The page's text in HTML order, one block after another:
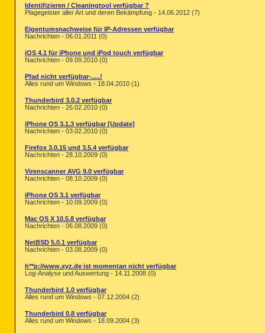
Identifizieren / Cleaningtool verfügbar ?
Plagegeister aller Art und deren Bekämpfung - 14.06.2012 (7)
Eigentumsnachweise für IP-Adressen verfügbar
Nachrichten - 06.01.2011 (0)
iOS 4.1 für iPhone und iPod touch verfügbar
Nachrichten - 09.09.2010 (0)
Pfad nicht verfügbar-.....!
Alles rund um Windows - 18.04.2010 (1)
Thunderbird 3.0.2 verfügbar
Nachrichten - 26.02.2010 (0)
iPhone OS 3.1.3 verfügbar [Update]
Nachrichten - 03.02.2010 (0)
Firefox 3.0.15 und 3.5.4 verfügbar
Nachrichten - 28.10.2009 (0)
Virenscanner AVG 9.0 verfügbar
Nachrichten - 08.10.2009 (0)
iPhone OS 3.1 verfügbar
Nachrichten - 10.09.2009 (0)
Mac OS X 10.5.8 verfügbar
Nachrichten - 06.08.2009 (0)
NetBSD 5.0.1 verfügbar
Nachrichten - 03.08.2009 (0)
h**p://www.xyz.de ist momentan nicht verfügbar
Log-Analyse und Auswertung - 14.11.2008 (0)
Thunderbird 1.0 verfügbar
Alles rund um Windows - 07.12.2004 (2)
Thunderbird 0.8 verfügbar
Alles rund um Windows - 18.09.2004 (3)